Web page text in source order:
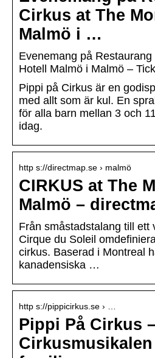
Cirkus at The
Malmö i …
Evenemang på
Hotell Malmö i Malmö –
Pippi på Cirkus är en
med allt som är kul. En
för alla barn mellan 3 och
idag.
http s://directmap.se › malmö
CIRKUS at The
Malmö –
Från småstadstalang till ett
Cirque du Soleil
cirkus. Baserad i Montreal
kanadensiska …
http s://pippicirkus.se › …
Pippi På Cirkus